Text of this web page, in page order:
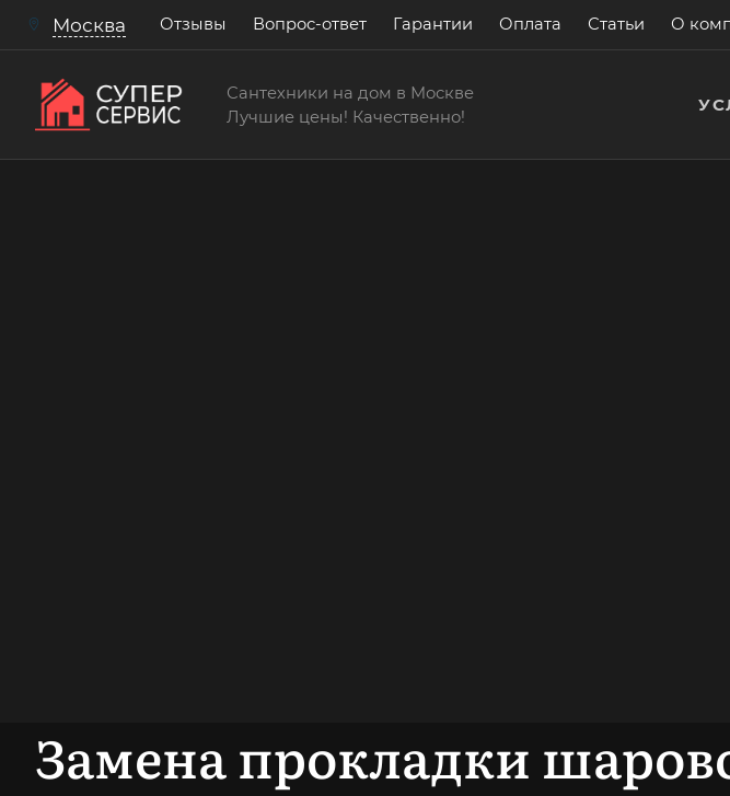
Москва Отзывы Вопрос-ответ Гарантии Оплата Статьи О
Сантехники на дом в Москве
Лучшие цены! Качественно!
Замена прокладки